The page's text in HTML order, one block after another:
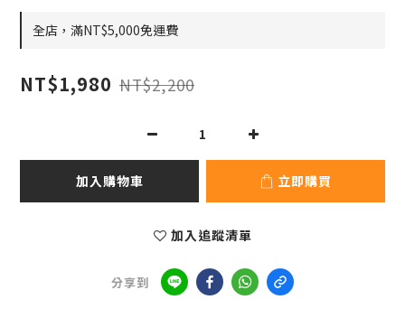
全店，滿NT$5,000免運費
NT$1,980 NT$2,200
加入購物車 立即購買
加入追蹤清單
分享到